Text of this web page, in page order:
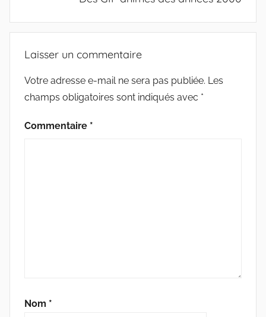
Laisser un commentaire
Votre adresse e-mail ne sera pas publiée. Les
champs obligatoires sont indiqués avec *
Commentaire *
Nom *